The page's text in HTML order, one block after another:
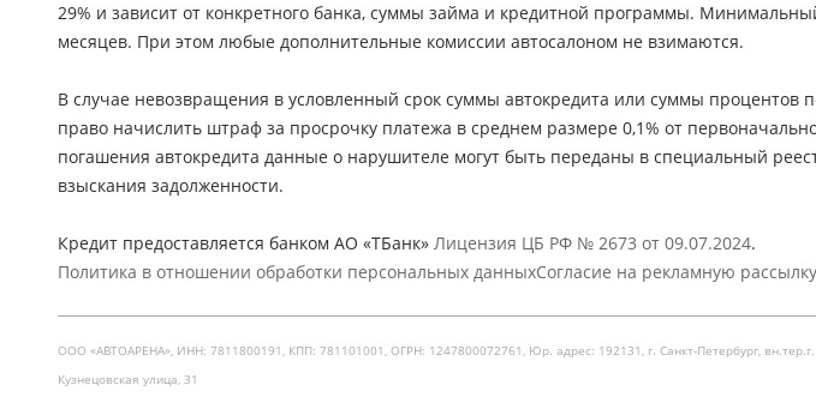
29% и зависит от конкретного банка, суммы займа и кредитной программы.
месяцев. При этом любые дополнительные комиссии автосалоном не взимаются.
В случае невозвращения в условленный срок суммы автокредита или суммы процентов
право начислить штраф за просрочку платежа в среднем размере 0,1% от
погашения автокредита данные о нарушителе могут быть переданы в специальный
взыскания задолженности.
Кредит предоставляется банком АО «ТБанк» Лицензия ЦБ РФ № 2673 от 09.07.2024.
Политика в отношении обработки персональных данныхСогласие на рекламную рассылку
ООО «АВТОАРЕНА», ИНН: 7811800191, КПП: 781101001, ОГРН: 1247800072761, Юр. адрес: 192131, г. Санкт-Петербург,
Кузнецовская улица, 31